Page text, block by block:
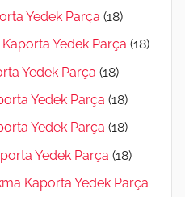
Yedek Parça (18)
Yedek Parça (18)
Yedek Parça (18)
Yedek Parça (18)
Yedek Parça (18)
Yedek Parça (18)
Kaporta Yedek Parça